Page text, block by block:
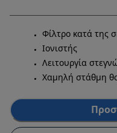
Φίλτρο κατά της
Ιονιστής
Λειτουργία
Χαμηλή στάθμη